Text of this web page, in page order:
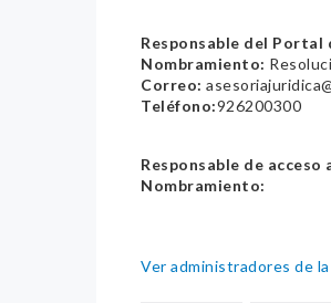
Responsable del Portal
Nombramiento:
Correo:
Teléfono:926200300
Responsable de acceso
Nombramiento:
Ver administradores de